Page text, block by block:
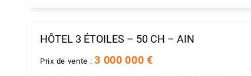
HÔTEL 3 ÉTOILES – 50 CH – AIN
Prix de vente :3 000 000 €